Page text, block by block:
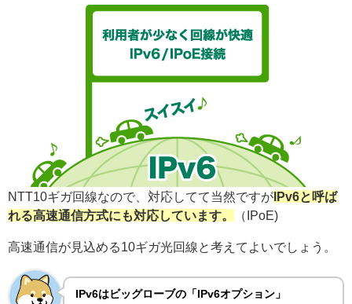
NTT10ギガ回線なので、対応してて当然ですが IPv6と呼ば
れる高速通信方式にも対応しています。
（IPoE)
高速通信が見込める10ギガ光回線と考えてよいでしょう。
IPv6はビッグローブの「IPv6オプション」